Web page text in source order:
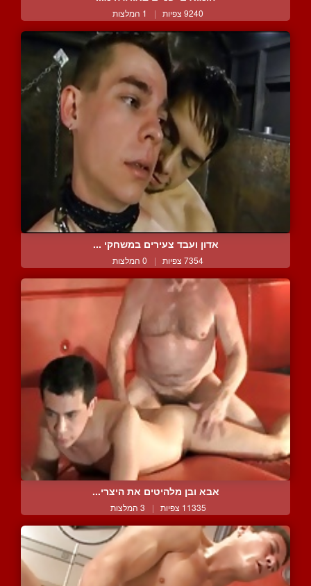
9240 צפיות | 1 המלצות
אדון ועבד צעירים במשחקי ...
7354 צפיות | 0 המלצות
אבא ובן מלהיטים את היצרי...
11335 צפיות | 3 המלצות